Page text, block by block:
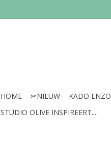
HOME ✂︎NIEUW KADO ENZO
STUDIO OLIVE INSPIREERT....